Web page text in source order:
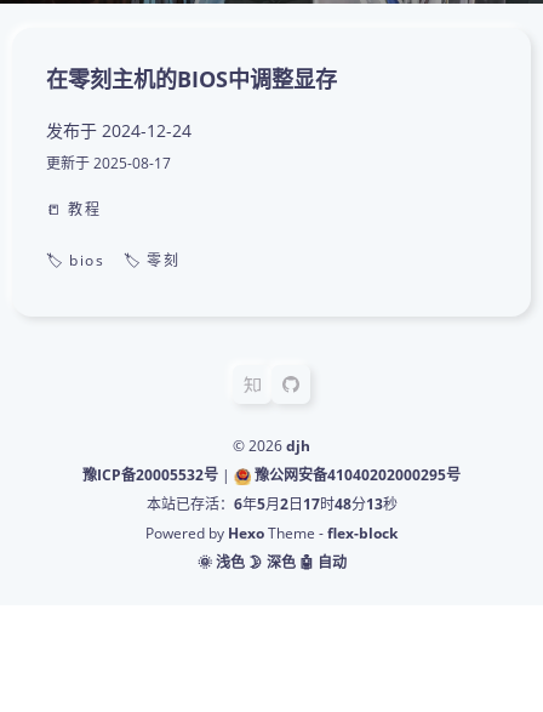
在零刻主机的BIOS中调整显存
发布于 2024-12-24
更新于2025-08-17
📒 教程
🏷️ bios 🏷️ 零刻
© 2026djh
豫ICP备20005532号 |
豫公网安备41040202000295号
本站已存活： 6年5月2日17时48分13秒
Powered by HexoTheme -flex-block
🌞 浅色 🌛 深色 🤖️ 自动